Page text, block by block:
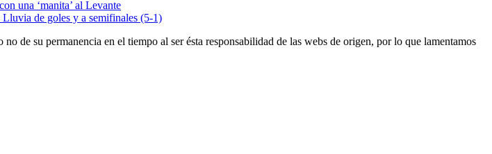
una ‘manita’ al Levante
de goles y a semifinales (5-1)
de su permanencia en el tiempo al ser ésta responsabilidad de las webs de origen, por lo que lamentamos